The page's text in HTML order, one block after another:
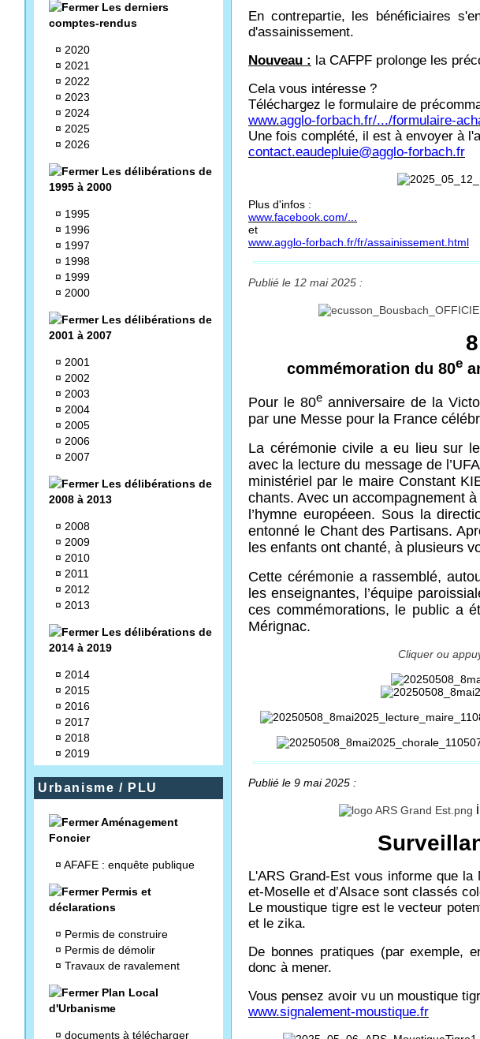
Les derniers
comptes-rendus
¤ 2020
¤ 2021
¤ 2022
¤ 2023
¤ 2024
¤ 2025
¤ 2026
Les délibérations de
1995 à 2000
¤ 1995
¤ 1996
¤ 1997
¤ 1998
¤ 1999
¤ 2000
Les délibérations de
2001 à 2007
¤ 2001
¤ 2002
¤ 2003
¤ 2004
¤ 2005
¤ 2006
¤ 2007
Les délibérations de
2008 à 2013
¤ 2008
¤ 2009
¤ 2010
¤ 2011
¤ 2012
¤ 2013
Les délibérations de
2014 à 2019
¤ 2014
¤ 2015
¤ 2016
¤ 2017
¤ 2018
¤ 2019
Urbanisme / PLU
Aménagement
Foncier
¤ AFAFE : enquête publique
Permis et
déclarations
¤ Permis de construire
¤ Permis de démolir
¤ Travaux de ravalement
Plan Local
d'Urbanisme
¤ documents à télécharger
En contrepartie, les bénéficiaires
d'assainissement.
Nouveau : la CAFPF prolonge les
Cela vous intéresse ?
Téléchargez le formulaire de
www.agglo-forbach.fr/.../formulaire-
Une fois complété, il est à envoyer à
contact.eaudepluie@agglo-forbach.fr
Plus d'infos :
www.facebook.com/...
et
www.agglo-forbach.fr/fr/assainissement.html
Publié le 12 mai 2025 :
commémoration du 80e
Pour le 80eanniversaire de la
par une Messe pour la France
La cérémonie civile a eu lieu sur
avec la lecture du message de
ministériel par le maire Constant
chants. Avec un accompagnement
l’hymne européeen. Sous la
entonné le Chant des Partisans.
les enfants ont chanté, à plusieurs
Cette cérémonie a rassemblé,
les enseignantes, l’équipe
ces commémorations, le public a
Mérignac.
Cliquer ou
Publié le 9 mai 2025 :
L'ARS Grand-Est vous informe que
et-Moselle et d’Alsace sont classés
Le moustique tigre est le vecteur
et le zika.
De bonnes pratiques (par exemple,
donc à mener.
Vous pensez avoir vu un moustique
www.signalement-moustique.fr